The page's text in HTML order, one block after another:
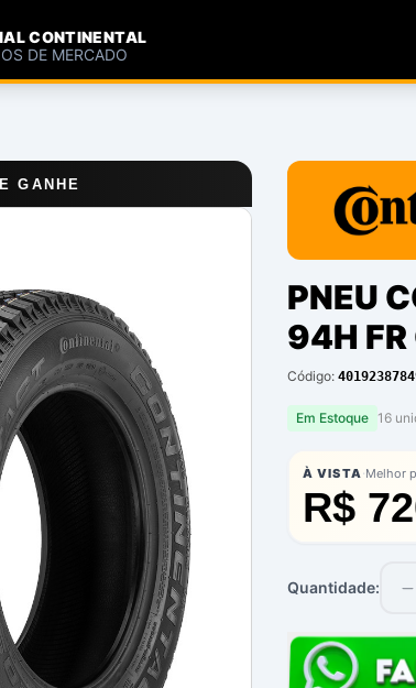
CONTINENTAL
DE MERCADO
GANHE
PNEU
94H FR
Código:
Em Estoque 16
À VISTA·Melhor
R$
Quantidade: